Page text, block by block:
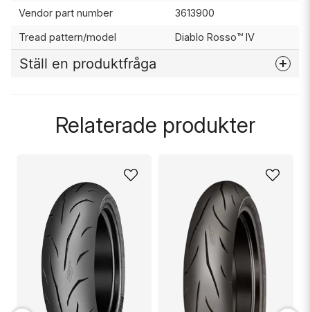
Vendor part number 3613900
Tread pattern/model Diablo Rosso™ IV
Ställ en produktfråga
Mejladress
Ja, ni får publicera min fråga
Relaterade produkter